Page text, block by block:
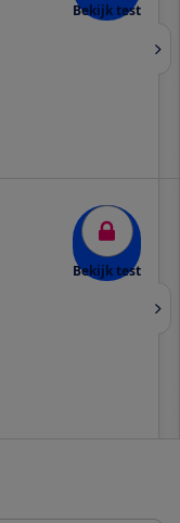
Bekijk test
Bekijk test